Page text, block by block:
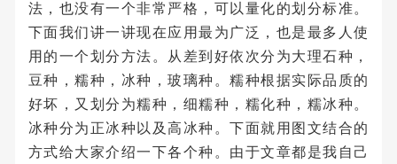
法，也没有一个非常严格，可以量化的划分标准。
下面我们讲一讲现在应用最为广泛，也是最多人使
用的一个划分方法。从差到好依次分为大理石种，
豆种，糯种，冰种，玻璃种。糯种根据实际品质的
好坏，又划分为糯种，细糯种，糯化种，糯冰种。
冰种分为正冰种以及高冰种。下面就用图文结合的
方式给大家介绍一下各个种。由于文章都是我自己